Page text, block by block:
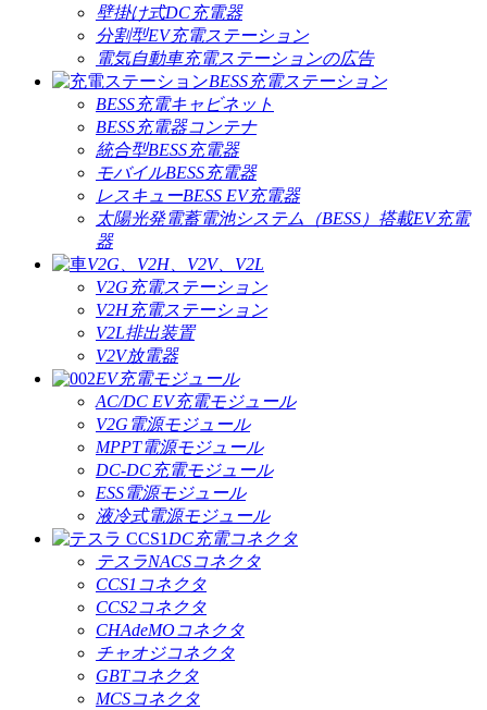
壁掛け式DC充電器
分割型EV充電ステーション
電気自動車充電ステーションの広告
BESS充電ステーション
BESS充電キャビネット
BESS充電器コンテナ
統合型BESS充電器
モバイルBESS充電器
レスキューBESS EV充電器
太陽光発電蓄電池システム（BESS）搭載EV充電
器
V2G、V2H、V2V、V2L
V2G充電ステーション
V2H充電ステーション
V2L排出装置
V2V放電器
EV充電モジュール
AC/DC EV充電モジュール
V2G電源モジュール
MPPT電源モジュール
DC-DC充電モジュール
ESS電源モジュール
液冷式電源モジュール
DC充電コネクタ
テスラNACSコネクタ
CCS1コネクタ
CCS2コネクタ
CHAdeMOコネクタ
チャオジコネクタ
GBTコネクタ
MCSコネクタ